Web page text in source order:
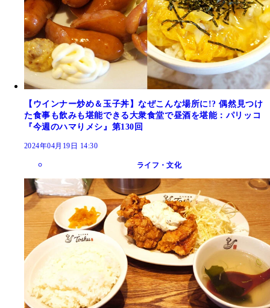
【ウインナー炒め＆玉子丼】なぜこんな場所に!? 偶然見つけ
た食事も飲みも堪能できる大衆食堂で昼酒を堪能：パリッコ
『今週のハマりメシ』第130回
2024年04月19日 14:30
ライフ・文化